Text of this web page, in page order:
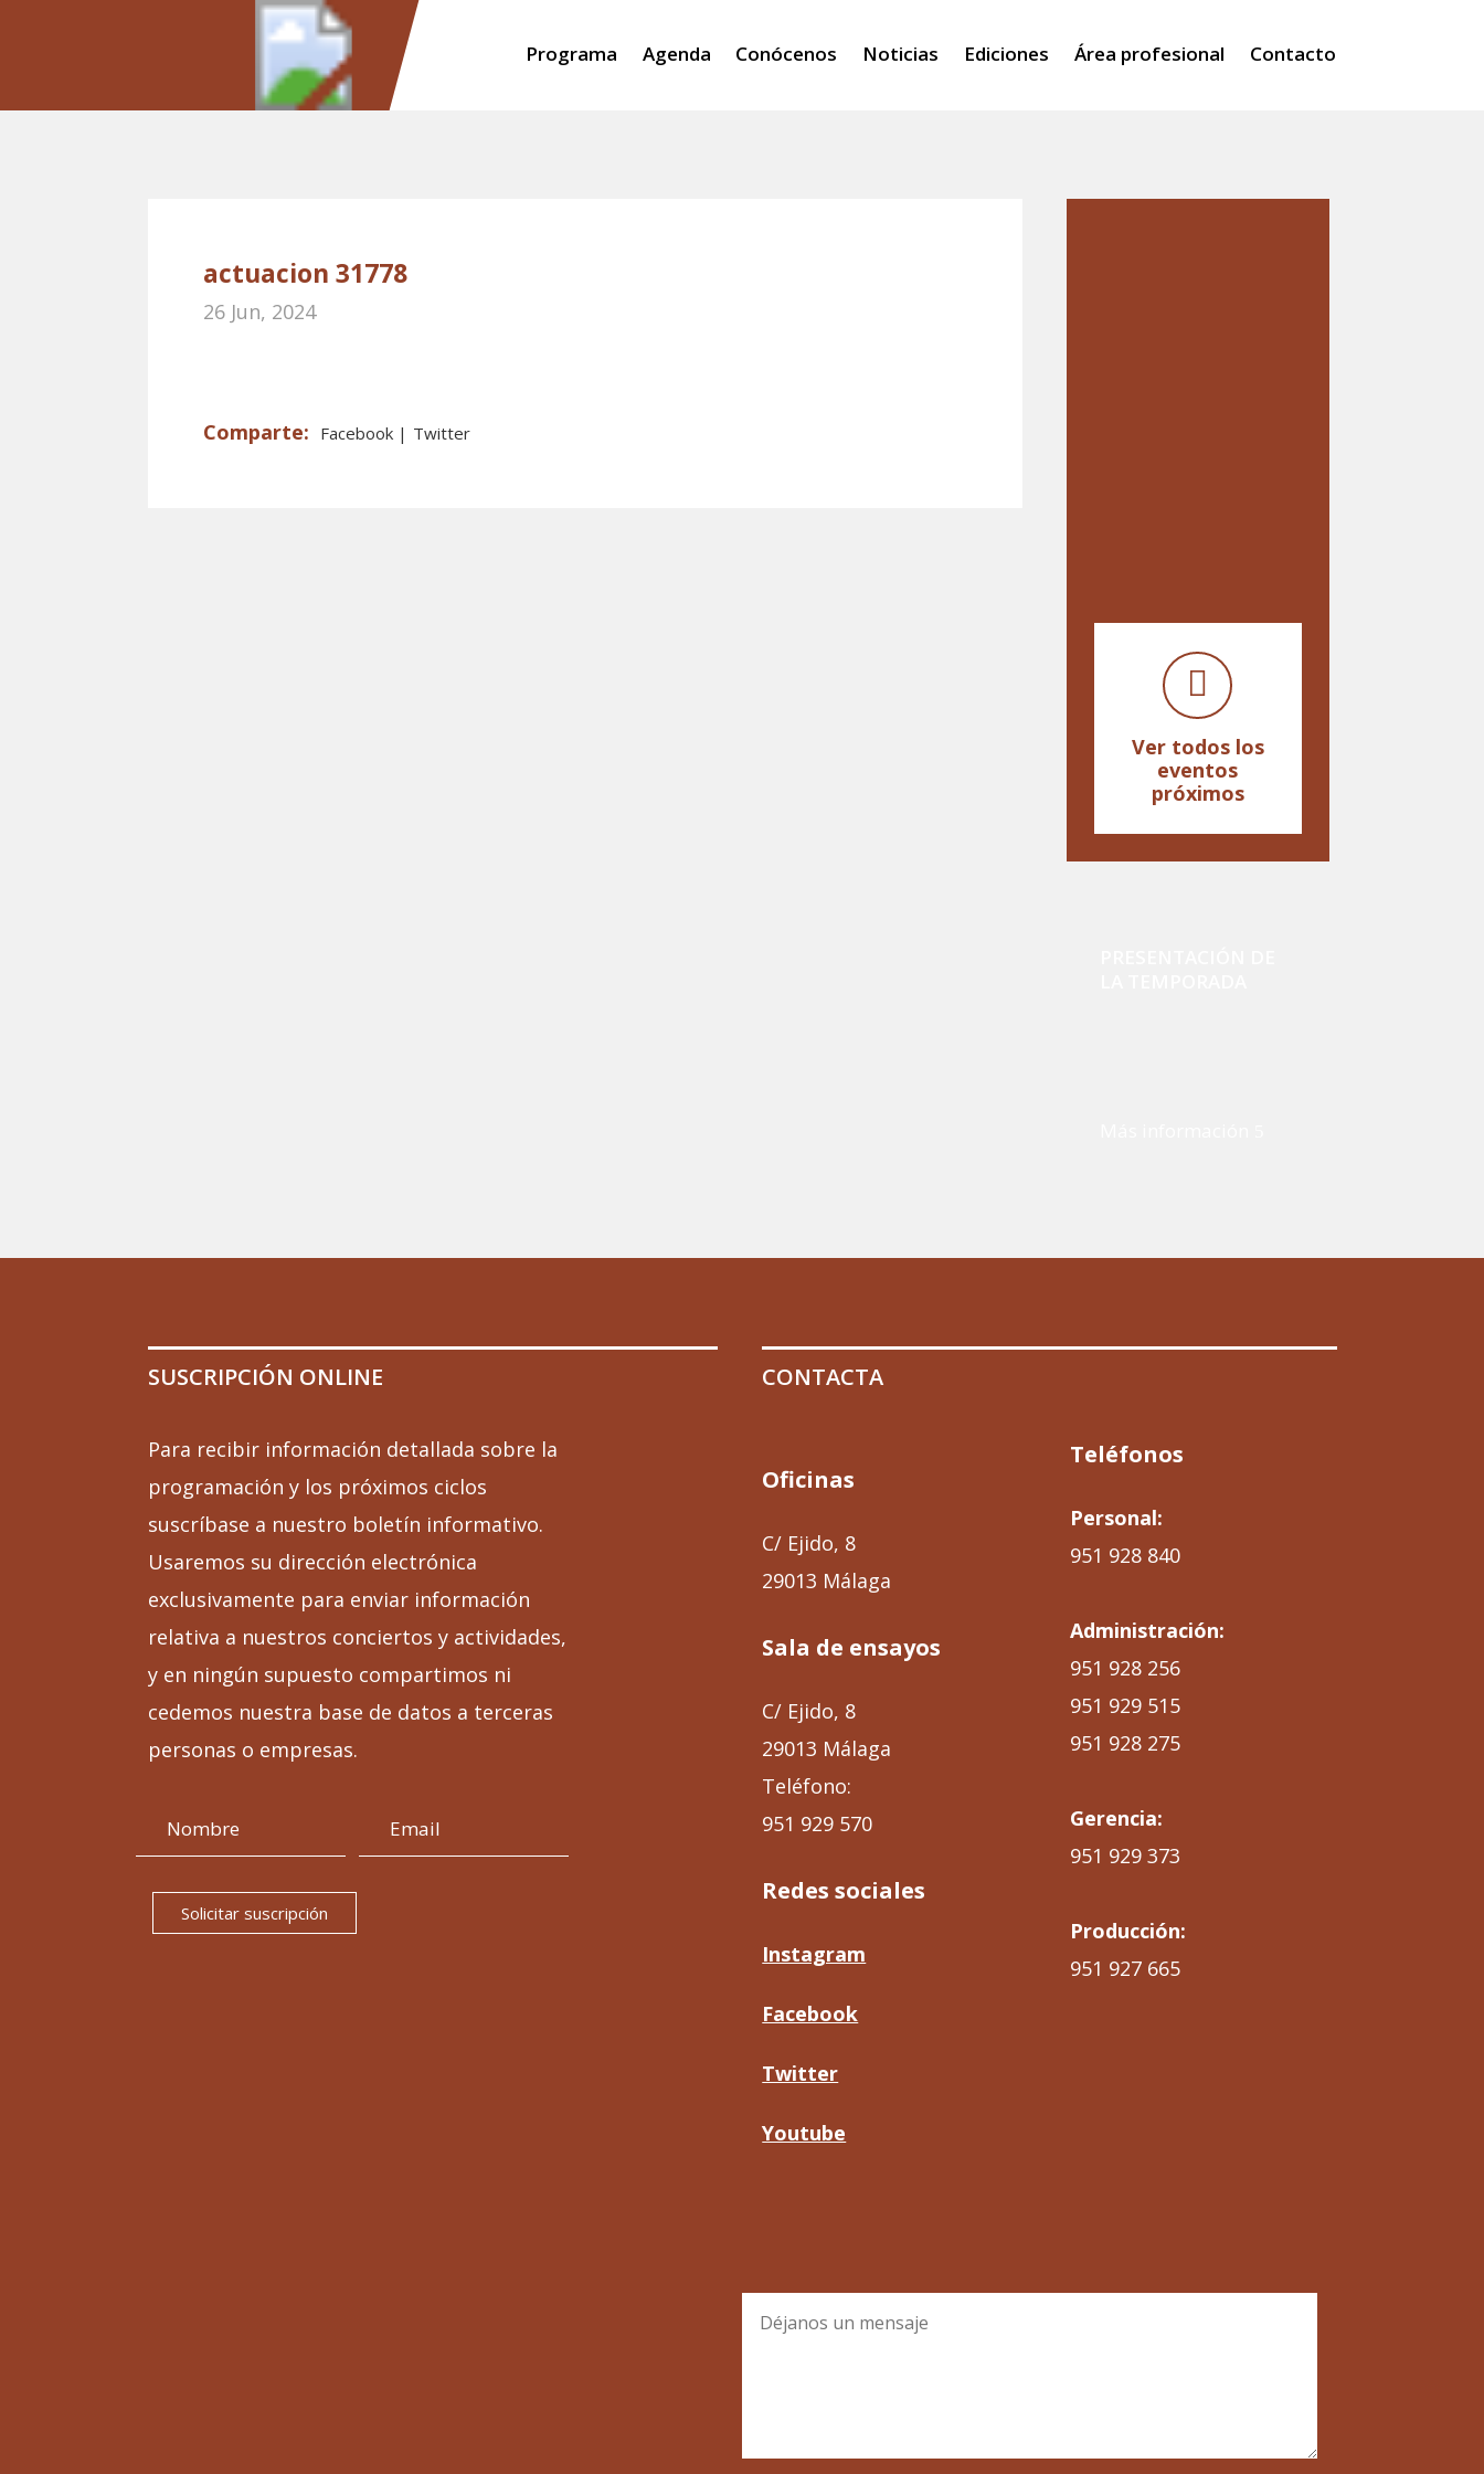
Programa Agenda Conócenos Noticias Ediciones Área profesional Contacto
actuacion 31778
26 Jun, 2024
Facebook Twitter
Ver todos los
eventos
próximos
SUSCRIPCIÓN ONLINE
Para recibir información detallada sobre la
programación y los próximos ciclos
suscríbase a nuestro boletín informativo.
Usaremos su dirección electrónica
exclusivamente para enviar información
relativa a nuestros conciertos y actividades,
y en ningún supuesto compartimos ni
cedemos nuestra base de datos a terceras
personas o empresas.
Solicitar suscripción
CONTACTA
Oficinas
C/ Ejido, 8
29013 Málaga
Sala de ensayos
C/ Ejido, 8
29013 Málaga
Teléfono:
951 929 570
Redes sociales
Instagram
Facebook
Twitter
Youtube
Teléfonos
Personal:
951 928 840
Administración:
951 928 256
951 929 515
951 928 275
Gerencia:
951 929 373
Producción:
951 927 665